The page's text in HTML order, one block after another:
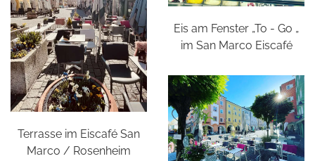
Terrasse im Eiscafé San
Marco / Rosenheim
Eis am Fenster „To - Go „
im San Marco Eiscafé